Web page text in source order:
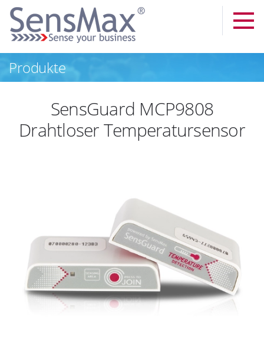
Produkte
SensGuard MCP9808
Drahtloser Temperatursensor